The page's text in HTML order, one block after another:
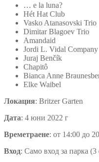
… e la luna?
Hét Hat Club
Vasko Atanasovski Trio
Dimitar Blagoev Trio
Amandaid
Jordi L. Vidal Company
Juraj Benčík
Chapitô
Bianca Anne
Elke Waibel
Локация: Britzer Garten
Дата: 4 юни 2022 г
Времетраене: от 14:00 до
Вход: Само вход за парка (3